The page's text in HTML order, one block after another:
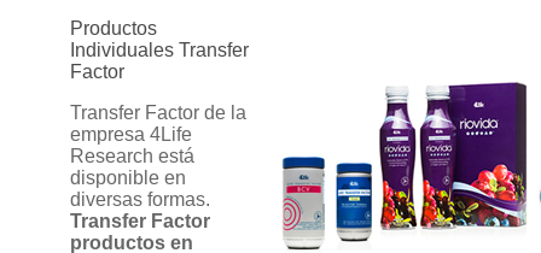
Productos
Individuales Transfer
Factor
Transfer Factor de la
empresa 4Life
Research está
disponible en
diversas formas.
Transfer Factor
productos en